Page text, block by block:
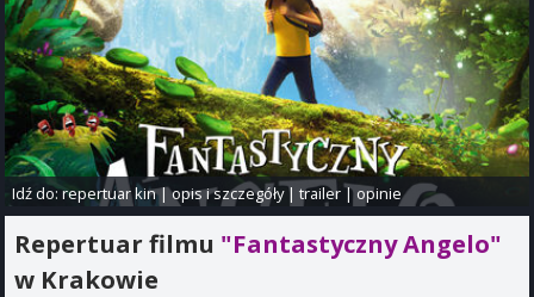
Idź do:repertuar kin|opis i szczegóły|trailer| opinie
Repertuar filmu "Fantastyczny Angelo"
w Krakowie